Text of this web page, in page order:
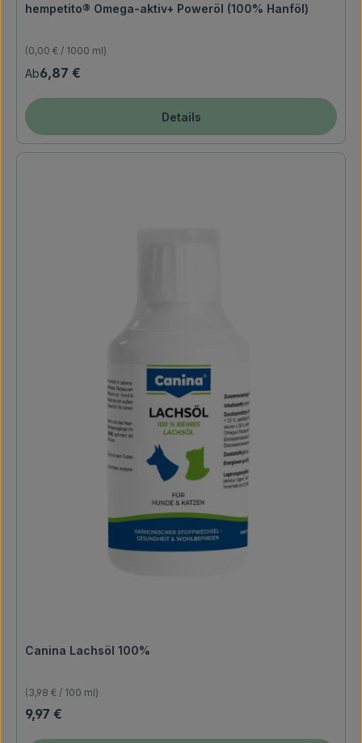
hempetito® Omega-aktiv+ Poweröl (100% Hanföl)
(0,00 € / 1000 ml)
Regulärer Preis:
Ab6,87 €
Details
Canina Lachsöl 100%
(3,98 € / 100 ml)
Regulärer Preis:
9,97 €